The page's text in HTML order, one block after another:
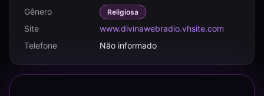
Gênero
Religiosa
Site
www.divinawebradio.vhsite.com
Telefone
Não informado